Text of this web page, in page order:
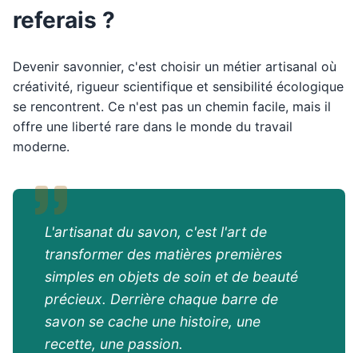
referais ?
Devenir savonnier, c'est choisir un métier artisanal où
créativité, rigueur scientifique et sensibilité écologique
se rencontrent. Ce n'est pas un chemin facile, mais il
offre une liberté rare dans le monde du travail
moderne.
L'artisanat du savon, c'est l'art de
transformer des matières premières
simples en objets de soin et de beauté
précieux. Derrière chaque barre de
savon se cache une histoire, une
recette, une passion.